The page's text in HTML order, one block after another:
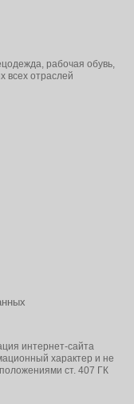
рабочая обувь,
всех отраслей
интернет-сайта
характер и не
ст. 407 ГК